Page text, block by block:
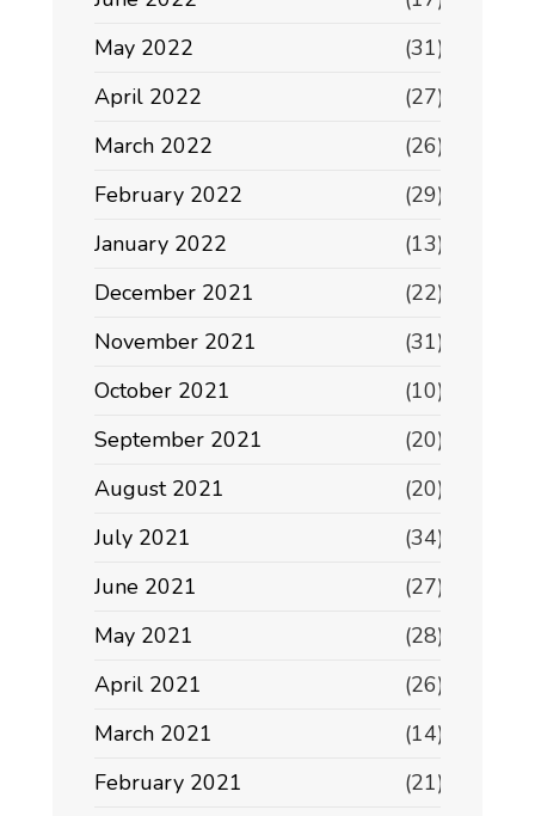
May 2022
(31)
April 2022
(27)
March 2022
(26)
February 2022
(29)
January 2022
(13)
December 2021
(22)
November 2021
(31)
October 2021
(10)
September 2021
(20)
August 2021
(20)
July 2021
(34)
June 2021
(27)
May 2021
(28)
April 2021
(26)
March 2021
(14)
February 2021
(21)